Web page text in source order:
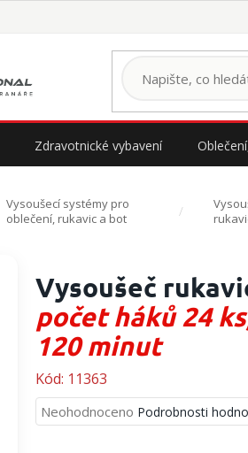
Zdravotnické vybavení
Vysoušecí systémy pro
oblečení, rukavic a bot
Vysoušeč
počet háků 24
120 minut
Kód: 11363
Průměrné
hodnocení
Neohodnoceno Podrobnosti